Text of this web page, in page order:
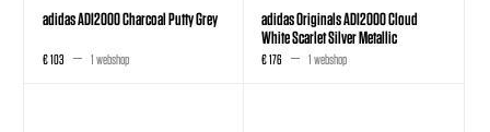
adidas ADI2000 Charcoal Putty Grey
€ 103 1 webshop
adidas Originals ADI2000 Cloud
White Scarlet Silver Metallic
€ 176 1 webshop